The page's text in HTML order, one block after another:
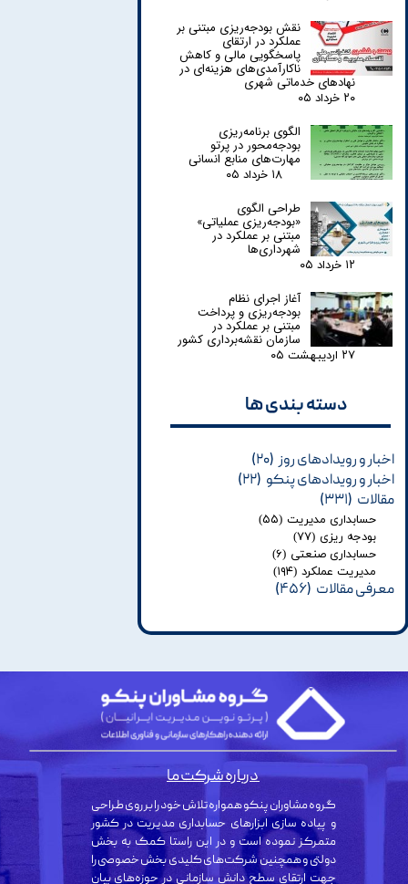
نقش بودجه‌ریزی مبتنی بر
عملکرد در ارتقای
پاسخگویی مالی و کاهش
ناکارآمدی‌های هزینه‌ای در
نهادهای خدماتی شهری
۲۰ خرداد ۰۵
الگوی برنامه‌ریزی
بودجه‌محور در پرتو
مهارت‌های منابع انسانی
۱۸ خرداد ۰۵
طراحی الگوی
«بودجه‌ریزی عملیاتی»
مبتنی بر عملکرد در
شهرداری‌ها
۱۲ خرداد ۰۵
آغاز اجرای نظام
بودجه‌ریزی و پرداخت
مبتنی بر عملکرد در
سازمان نقشه‌برداری کشور
۲۷ اردیبهشت ۰۵
دسته بندی ها​​​​​​​
اخبار و رویدادهای روز (۲۰)
اخبار و رویدادهای پنکو (۲۲)
مقالات (۳۳۱)
حسابداری مدیریت (۵۵)
بودجه ریزی (۷۷)
حسابداری صنعتی (۶)
مدیریت عملکرد (۱۹۴)
معرفی مقالات (۴۵۶)
گروه مشاوران پنکو همواره تلاش خود را بر روی طراحی
و پیاده سازی ابزارهای حسابداری مدیریت در کشور
متمرکز نموده است و در این راستا کمک به بخش
دولتی و همچنین شرکت‌های کلیدی بخش خصوصی را
جهت ارتقای سطح دانش سازمانی در حوزه‌های بیان
درباره شرکت ما